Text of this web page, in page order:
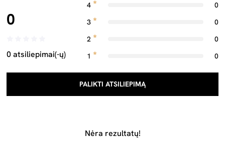
0
0 atsiliepimai(-ų)
4
0
3
0
2
0
1
0
PALIKTI ATSILIEPIMĄ
Nėra rezultatų!